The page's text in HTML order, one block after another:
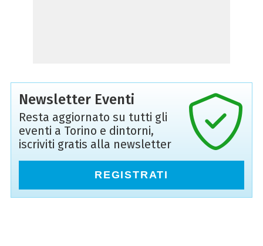
Newsletter Eventi
Resta aggiornato su tutti gli
eventi a Torino e dintorni,
iscriviti gratis alla newsletter
REGISTRATI